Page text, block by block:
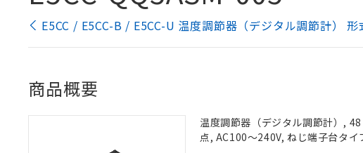
E5CC / E5CC-B / E5CC-U 温度調節器（デジタル調節計） 形
商品概要
温度調節器（デジタル調節計）,
点, AC100～240V, ねじ端子台タ